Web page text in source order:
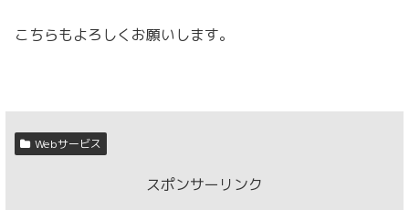
こちらもよろしくお願いします。
Webサービス
スポンサーリンク